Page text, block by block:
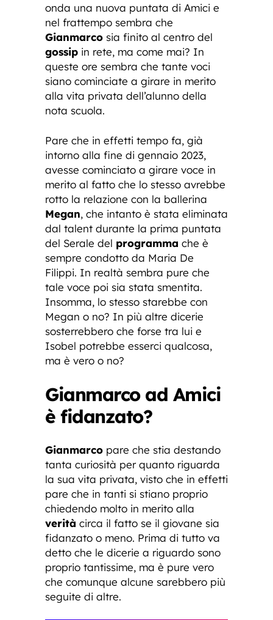
onda una nuova puntata di Amici e
nel frattempo sembra che
Gianmarco sia finito al centro del
gossip in rete, ma come mai? In
queste ore sembra che tante voci
siano cominciate a girare in merito
alla vita privata dell’alunno della
nota scuola.
Pare che in effetti tempo fa, già
intorno alla fine di gennaio 2023,
avesse cominciato a girare voce in
merito al fatto che lo stesso avrebbe
rotto la relazione con la ballerina
Megan, che intanto è stata eliminata
dal talent durante la prima puntata
del Serale del programma che è
sempre condotto da Maria De
Filippi. In realtà sembra pure che
tale voce poi sia stata smentita.
Insomma, lo stesso starebbe con
Megan o no? In più altre dicerie
sosterrebbero che forse tra lui e
Isobel potrebbe esserci qualcosa,
ma è vero o no?
Gianmarco ad Amici
è fidanzato?
Gianmarco pare che stia destando
tanta curiosità per quanto riguarda
la sua vita privata, visto che in effetti
pare che in tanti si stiano proprio
chiedendo molto in merito alla
verità circa il fatto se il giovane sia
fidanzato o meno. Prima di tutto va
detto che le dicerie a riguardo sono
proprio tantissime, ma è pure vero
che comunque alcune sarebbero più
seguite di altre.